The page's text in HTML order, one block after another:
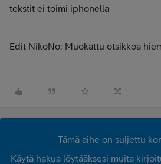
tekstit ei toimi iphonella
Edit NikoNo: Muokattu otsikkoa
Tämä aihe on suljettu
Käytä hakua löytääksesi muita